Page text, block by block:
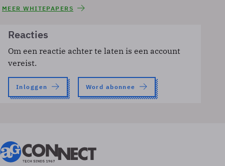
MEER WHITEPAPERS
Reacties
Om een reactie achter te laten is een account
vereist.
Inloggen Word abonnee